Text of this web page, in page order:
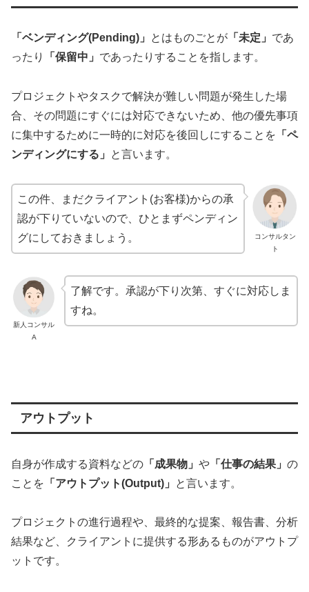
「ベンディング(Pending)」 とはものごとが 「未定」 であ
ったり
「保留中」 であったりすることを指します。
プロジェクトやタスクで解決が難しい問題が発生した場
合、その問題にすぐには対応できないため、他の優先事項
に集中するために一時的に対応を後回しにすることを 「ペ
ンディングにする」
と言います。
コンサルタン
ト
この件、まだクライアント(お客様)からの承
認が下りていないので、ひとまずペンディン
グにしておきましょう。
新人コンサル
A
了解です。承認が下り次第、すぐに対応しま
すね。
アウトプット
自身が作成する資料などの 「成果物」 や 「仕事の結果」 の
ことを 「アウトプット(Output)」 と言います。
プロジェクトの進行過程や、最終的な提案、報告書、分析
結果など、クライアントに提供する形あるものがアウトプ
ットです。